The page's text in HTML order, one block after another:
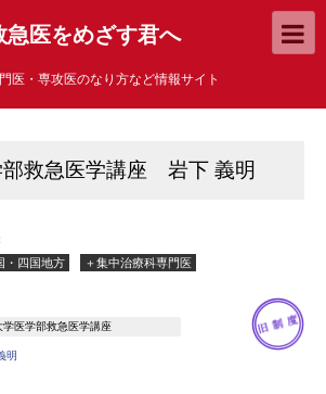
急医をめざす君へ
医・専攻医のなり方など情報サイト
部救急医学講座 岩下 義明
・四国地方 ＋集中治療科専門医
学医学部救急医学講座
明